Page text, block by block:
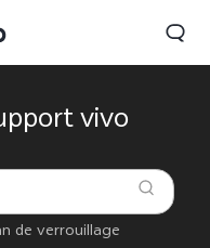
vivo
de verrouillage